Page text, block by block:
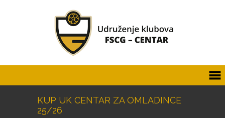
KUP UK CENTAR ZA OMLADINCE
25/26